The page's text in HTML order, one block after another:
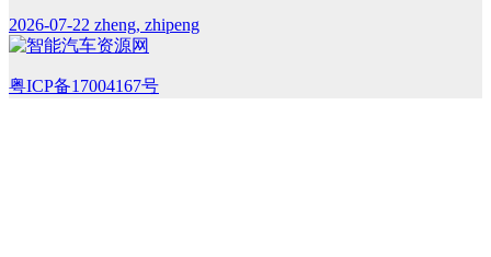
2026-07-22 zheng, zhipeng
粤ICP备17004167号